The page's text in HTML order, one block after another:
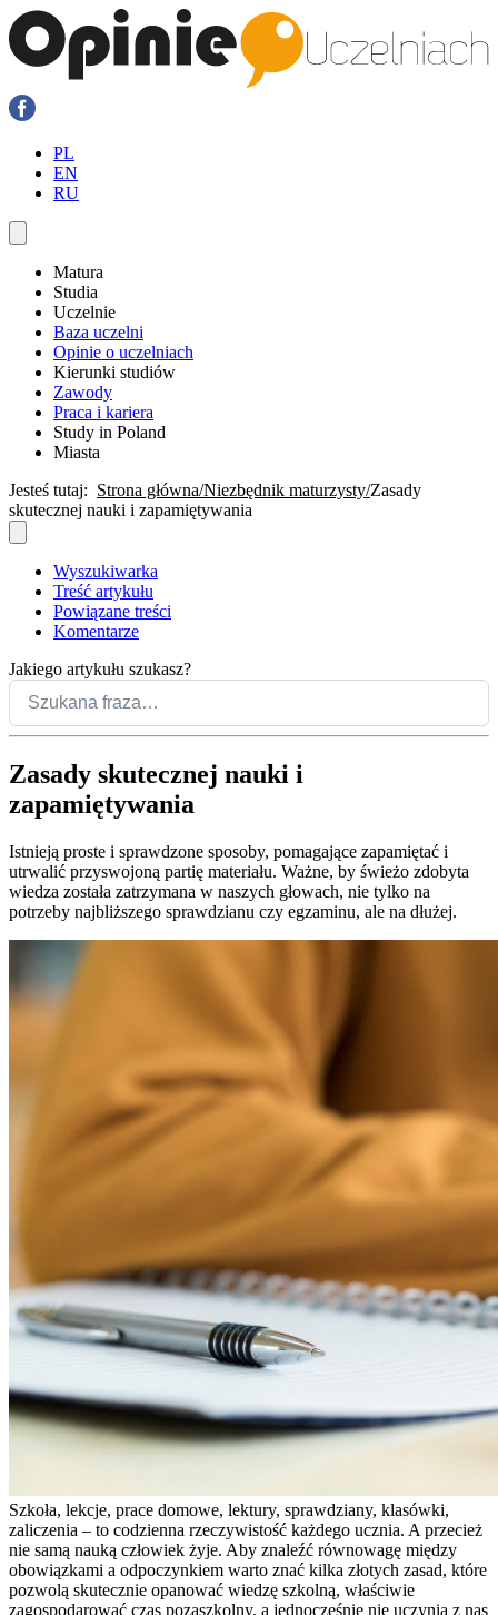
PL
EN
RU
Matura
Studia
Uczelnie
Baza uczelni
Opinie o uczelniach
Kierunki studiów
Zawody
Praca i kariera
Study in Poland
Miasta
Jesteś tutaj: Strona główna Niezbędnik maturzysty Zasady
skutecznej nauki i zapamiętywania
Wyszukiwarka
Treść artykułu
Powiązane treści
Komentarze
Jakiego artykułu szukasz?
Zasady skutecznej nauki i
zapamiętywania
Istnieją proste i sprawdzone sposoby, pomagające zapamiętać i
utrwalić przyswojoną partię materiału. Ważne, by świeżo zdobyta
wiedza została zatrzymana w naszych głowach, nie tylko na
potrzeby najbliższego sprawdzianu czy egzaminu, ale na dłużej.
Szkoła, lekcje, prace domowe, lektury, sprawdziany, klasówki,
zaliczenia – to codzienna rzeczywistość każdego ucznia. A przecież
nie samą nauką człowiek żyje. Aby znaleźć równowagę między
obowiązkami a odpoczynkiem warto znać kilka złotych zasad, które
pozwolą skutecznie opanować wiedzę szkolną, właściwie
zagospodarować czas pozaszkolny, a jednocześnie nie uczynią z nas